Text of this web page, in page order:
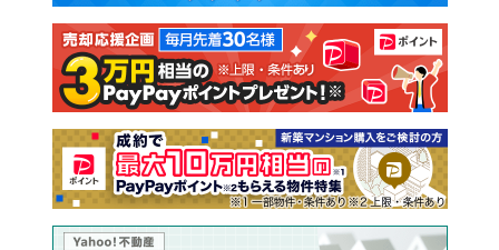
注文住宅 土地
売却査定